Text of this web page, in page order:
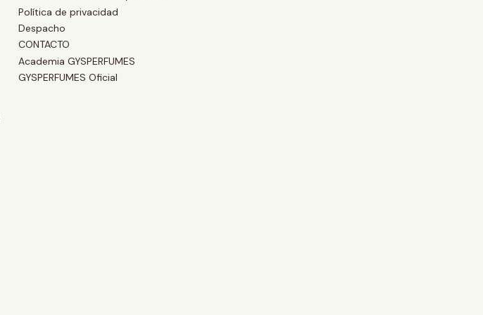
Política de privacidad
Despacho
CONTACTO
Academia GYSPERFUMES
GYSPERFUMES Oficial